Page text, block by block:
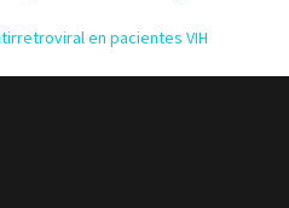
en pacientes VIH